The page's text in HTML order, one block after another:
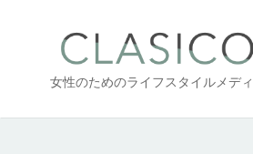
女性のためのライフスタイルメデ